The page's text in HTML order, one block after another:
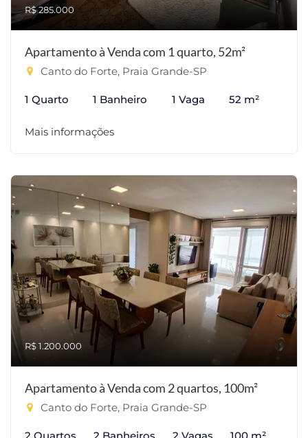
R$ 285.000
Apartamento à Venda com 1 quarto, 52m²
Canto do Forte, Praia Grande-SP
1 Quarto 1 Banheiro 1 Vaga 52 m²
Mais informações
R$ 1.200.000
Apartamento à Venda com 2 quartos, 100m²
Canto do Forte, Praia Grande-SP